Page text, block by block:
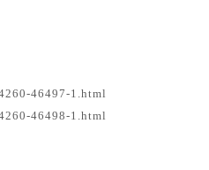
46497-1.html
46498-1.html